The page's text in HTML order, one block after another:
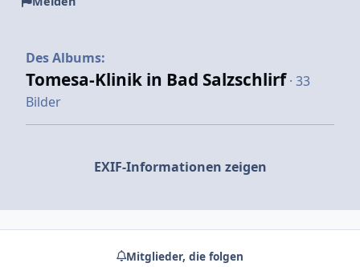
Des Albums:
Tomesa-Klinik in Bad Salzschlirf · 33
Bilder
EXIF-Informationen zeigen
Mitglieder, die folgen